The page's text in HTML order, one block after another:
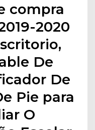
compra
2020
De
De
Pie para
O